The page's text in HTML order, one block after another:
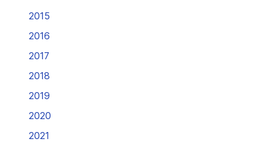
2015
2016
2017
2018
2019
2020
2021